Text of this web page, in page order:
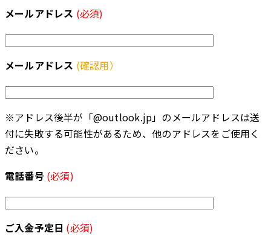
メールアドレス (必須)
メールアドレス (確認用）
※アドレス後半が「@outlook.jp」のメールアドレスは送
付に失敗する可能性があるため、他のアドレスをご使用く
ださい。
電話番号(必須)
ご入金予定日 (必須)